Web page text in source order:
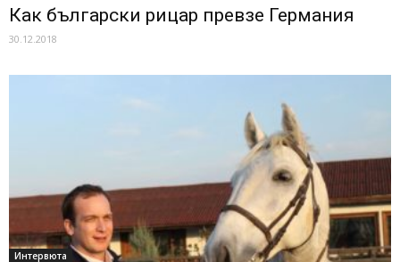
Как български рицар превзе Германия
30.12.2018
Интервюта